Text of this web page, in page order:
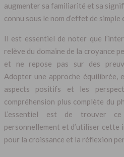
augmenter sa familiarité et sa
connu sous le nom d’effet de
Il est essentiel de noter que
relève du domaine de la croyance
et ne repose pas sur des
Adopter une approche équilibrée,
aspects positifs et les
compréhension plus complète du
L’essentiel est de trouver
personnellement et d’utiliser
pour la croissance et la réflexion